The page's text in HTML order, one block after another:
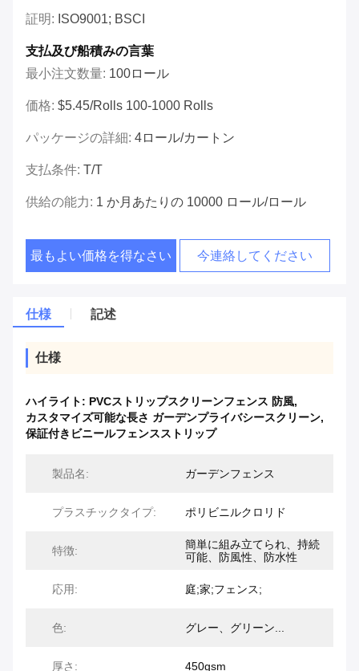
証明: ISO9001; BSCI
支払及び船積みの言葉
最小注文数量: 100ロール
価格: $5.45/rolls 100-1000 Rolls
パッケージの詳細: 4ロール/カートン
支払条件: T/T
供給の能力: 1 か月あたりの 10000 ロール/ロール
最もよい価格を得なさい 今連絡してください
仕様 記述
仕様
ハイライト: PVCストリップスクリーンフェンス 防風,
カスタマイズ可能な長さ ガーデンプライバシースクリーン,
保証付きビニールフェンスストリップ
製品名: ガーデンフェンス
プラスチックタイプ: ポリビニルクロリド
特徴:
簡単に組み立てられ、持続
可能、防風性、防水性
応用: 庭;家;フェンス;
色: グレー、グリーン...
厚さ: 450gsm